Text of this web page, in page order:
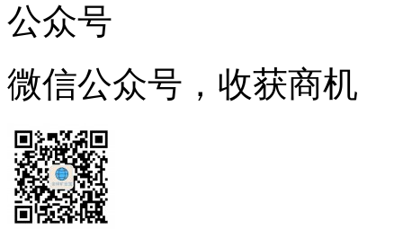
公众号
微信公众号，收获商机